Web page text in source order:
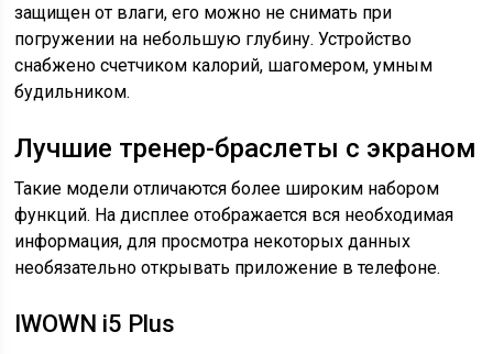
защищен от влаги, его можно не снимать при
погружении на небольшую глубину. Устройство
снабжено счетчиком калорий, шагомером, умным
будильником.
Лучшие тренер-браслеты с экраном
Такие модели отличаются более широким набором
функций. На дисплее отображается вся необходимая
информация, для просмотра некоторых данных
необязательно открывать приложение в телефоне.
IWOWN i5 Plus